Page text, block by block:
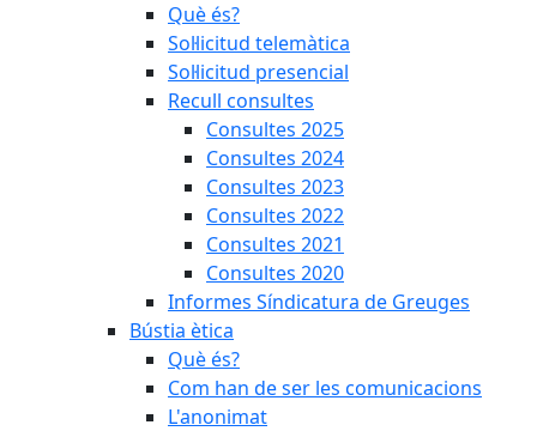
Què és?
Sol·licitud telemàtica
Sol·licitud presencial
Recull consultes
Consultes 2025
Consultes 2024
Consultes 2023
Consultes 2022
Consultes 2021
Consultes 2020
Informes Síndicatura de Greuges
Bústia ètica
Què és?
Com han de ser les comunicacions
L'anonimat